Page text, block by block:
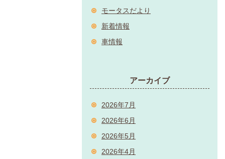
モータスだより
新着情報
車情報
アーカイブ
2026年7月
2026年6月
2026年5月
2026年4月